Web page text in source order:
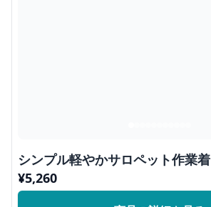
シンプル軽やかサロペット作業着
¥5,260